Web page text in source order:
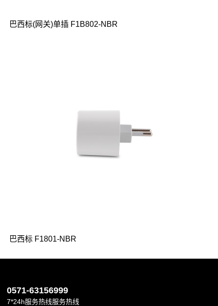
巴西标(网关)单插 F1B802-NBR
巴西标 F1801-NBR
0571-63156999
7*24h服务热线服务热线